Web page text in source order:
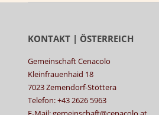
KONTAKT | ÖSTERREICH
Gemeinschaft Cenacolo
Kleinfrauenhaid 18
7023 Zemendorf-Stöttera
Telefon: +43 2626 5963